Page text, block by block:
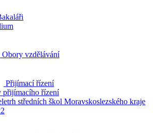
Obory vzdělávání
Přijímací řízení
přijímacího řízení
středních škol Moravskoslezského kraje